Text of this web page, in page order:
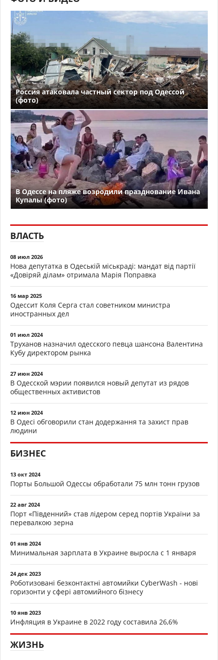
Россия атаковала частный сектор под Одессой
(фото)
В Одессе на пляже возродили празднование Ивана
Купалы (фото)
ВЛАСТЬ
08 июл 2026
Нова депутатка в Одеській міськраді: мандат від партії
«Довіряй ділам» отримала Марія Поправка
16 мар 2025
Одессит Коля Серга стал советником министра
иностранных дел
01 июл 2024
Труханов назначил одесского певца шансона Валентина
Кубу директором рынка
27 июн 2024
В Одесской мэрии появился новый депутат из рядов
общественных активистов
12 июн 2024
В Одесі обговорили стан додержання та захист прав
людини
БИЗНЕС
13 окт 2024
Порты Большой Одессы обработали 75 млн тонн грузов
22 авг 2024
Порт «Південний» став лідером серед портів України за
перевалкою зерна
01 янв 2024
Минимальная зарплата в Украине выросла с 1 января
24 дек 2023
Роботизовані безконтактні автомийки CyberWash - нові
горизонти у сфері автомийного бізнесу
10 янв 2023
Инфляция в Украине в 2022 году составила 26,6%
ЖИЗНЬ